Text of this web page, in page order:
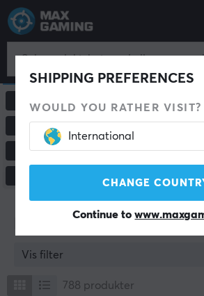
SHIPPING PREFERENCES
WOULD YOU RATHER VISIT?
International
CHANGE
Continue to
GAMING TASTATUR
Vis filter
788 produkter